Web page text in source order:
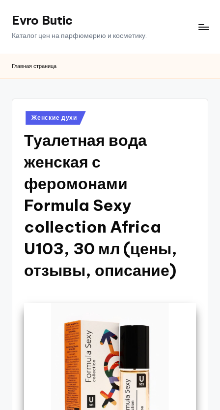
ПерейтиEvro Butic
Каталог цен на парфюмерию и косметику.
Главная страница
Опубликовано
в
Женские духи
Туалетная вода
женская с
феромонами
Formula Sexy
collection Africa
U103, 30 мл (цены,
отзывы, описание)